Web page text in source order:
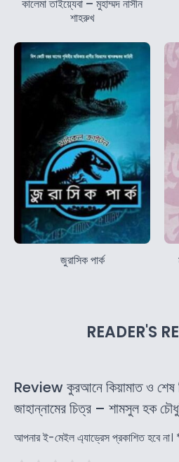
কালেমা তাইয়্যেবা – মুহাম্মদ নাসীন
শাহরুখ
জুরাসিক পার্ক
READER'S
Review কুরআনে কিয়ামাত ও শেষ
জাহান্নামের চিত্র – শামসুল হক
আপনার ই-মেইল এ্যাড্রেস প্রকাশিত হবে না।